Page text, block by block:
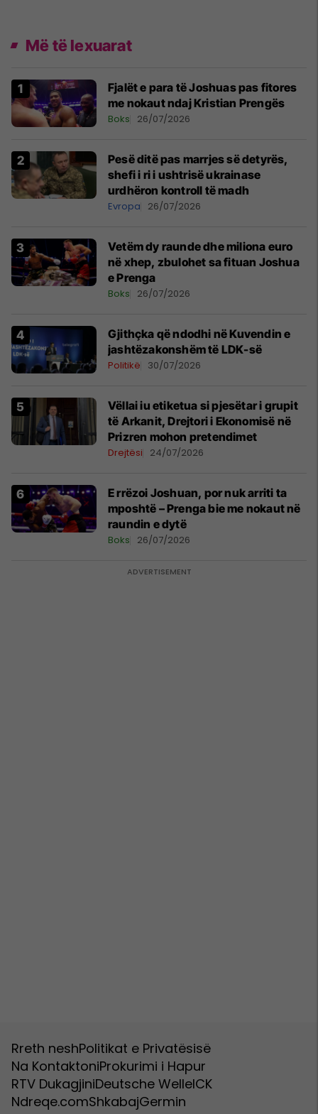
Më të lexuarat
Fjalët e para të Joshuas pas fitores
me nokaut ndaj Kristian Prengës
Boks 26/07/2026
Pesë ditë pas marrjes së detyrës,
shefi i ri i ushtrisë ukrainase
urdhëron kontroll të madh
Evropa 26/07/2026
Vetëm dy raunde dhe miliona euro
në xhep, zbulohet sa fituan Joshua
e Prenga
Boks 26/07/2026
Gjithçka që ndodhi në Kuvendin e
jashtëzakonshëm të LDK-së
Politikë 30/07/2026
Vëllai iu etiketua si pjesëtar i grupit
të Arkanit, Drejtori i Ekonomisë në
Prizren mohon pretendimet
Drejtësi 24/07/2026
E rrëzoi Joshuan, por nuk arriti ta
mposhtë – Prenga bie me nokaut në
raundin e dytë
Boks 26/07/2026
Rreth neshPolitikat e Privatësisë
Na KontaktoniProkurimi i Hapur
RTV DukagjiniDeutsche WelleICK
Ndreqe.comShkabajGermin